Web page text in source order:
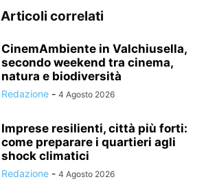
Articoli correlati
CinemAmbiente in Valchiusella,
secondo weekend tra cinema,
natura e biodiversità
Redazione - 4 Agosto 2026
Imprese resilienti, città più forti:
come preparare i quartieri agli
shock climatici
Redazione - 4 Agosto 2026